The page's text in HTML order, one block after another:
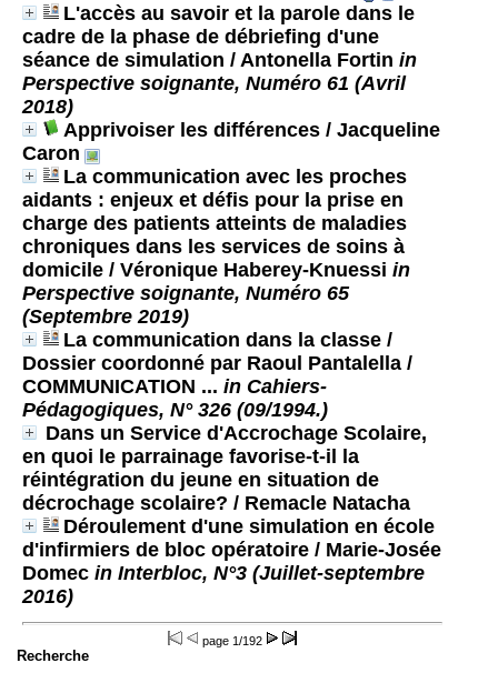
L'accès au savoir et la parole dans le
cadre de la phase de débriefing d'une
séance de simulation / Antonella Fortin in
Perspective soignante, Numéro 61 (Avril
2018)
Apprivoiser les différences / Jacqueline
Caron
La communication avec les proches
aidants : enjeux et défis pour la prise en
charge des patients atteints de maladies
chroniques dans les services de soins à
domicile / Véronique Haberey-Knuessi in
Perspective soignante, Numéro 65
(Septembre 2019)
La communication dans la classe /
Dossier coordonné par Raoul Pantalella /
COMMUNICATION ... in Cahiers-
Pédagogiques, N° 326 (09/1994.)
Dans un Service d'Accrochage Scolaire,
en quoi le parrainage favorise-t-il la
réintégration du jeune en situation de
décrochage scolaire? / Remacle Natacha
Déroulement d'une simulation en école
d'infirmiers de bloc opératoire / Marie-Josée
Domec in Interbloc, N°3 (Juillet-septembre
2016)
page 1/192
Recherche